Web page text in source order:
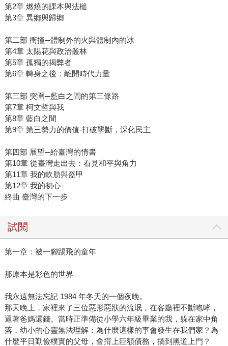
第2章 燃燒的課本與法槌
第3章 異鄉與歸鄉
第二部 衝撞─體制外的火與體制內的冰
第4章 太陽花與政治叢林
第5章 孤獨的揭弊者
第6章 轉身之後：離開時代力量
第三部 突圍─藍白之間的第三條路
第7章 柯文哲與我
第8章 藍白之間
第9章 第三勢力的價值-打破壟斷，深化民主
第四部 展望─給臺灣的情書
第10章 從臺灣走出去：看見和平與角力
第11章 我的軟肋與盔甲
第12章 我的初心
終曲 臺灣的下一步
試閱
第一章：被一腳踢飛的童年
那原本是彩色的世界
我永遠無法忘記 1984 年冬天的一個夜晚。
那天晚上，家裡來了三位惡形惡狀的流氓，在客廳裡不斷咆哮，
逼著爸媽還錢。當時正準備從小學六年級畢業的我，躲在家中角
落，幼小的心靈無法理解：為什麼這樣的事會發生在我們家？為
什麼平日勤儉樸實的父母，會揹上巨額債務，搞到黑道上門？